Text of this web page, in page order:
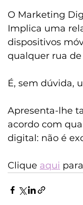
O Marketing
Implica uma
dispositivos
qualquer rua
É, sem dúvida,
Apresenta-lhe
acordo com
digital: não é
Clique aqui